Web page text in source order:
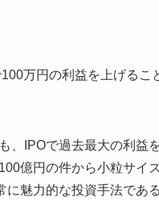
100万円の利益を上げる
、IPOで過去最大の利益
億円の件から小粒サイ
に魅力的な投資手法であ